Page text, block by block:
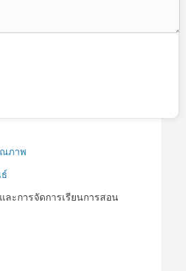
ณภาพ
ละการจัดการเรียนการสอน